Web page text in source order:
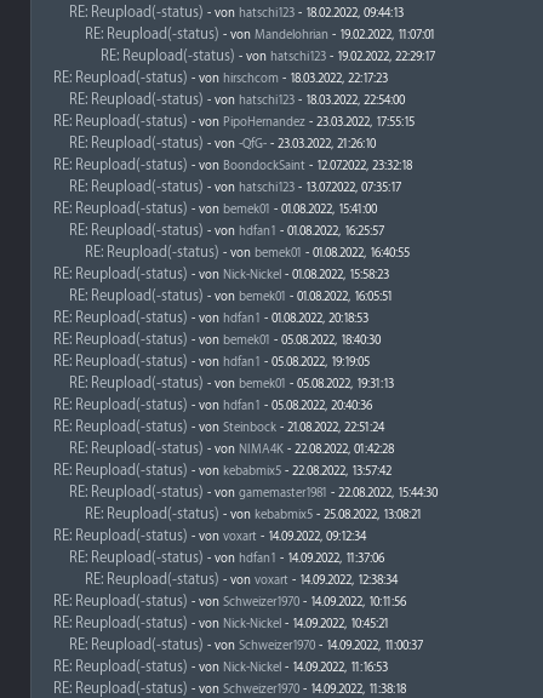
RE: Reupload(-status) - von hatschi123 - 18.02.2022, 09:44:13
RE: Reupload(-status) - von Mandelohrian - 19.02.2022, 11:07:01
RE: Reupload(-status) - von hatschi123 - 19.02.2022, 22:29:17
RE: Reupload(-status) - von hirschcom - 18.03.2022, 22:17:23
RE: Reupload(-status) - von hatschi123 - 18.03.2022, 22:54:00
RE: Reupload(-status) - von PipoHernandez - 23.03.2022, 17:55:15
RE: Reupload(-status) - von -QfG- - 23.03.2022, 21:26:10
RE: Reupload(-status) - von BoondockSaint - 12.07.2022, 23:32:18
RE: Reupload(-status) - von hatschi123 - 13.07.2022, 07:35:17
RE: Reupload(-status) - von bemek01 - 01.08.2022, 15:41:00
RE: Reupload(-status) - von hdfan1 - 01.08.2022, 16:25:57
RE: Reupload(-status) - von bemek01 - 01.08.2022, 16:40:55
RE: Reupload(-status) - von Nick-Nickel - 01.08.2022, 15:58:23
RE: Reupload(-status) - von bemek01 - 01.08.2022, 16:05:51
RE: Reupload(-status) - von hdfan1 - 01.08.2022, 20:18:53
RE: Reupload(-status) - von bemek01 - 05.08.2022, 18:40:30
RE: Reupload(-status) - von hdfan1 - 05.08.2022, 19:19:05
RE: Reupload(-status) - von bemek01 - 05.08.2022, 19:31:13
RE: Reupload(-status) - von hdfan1 - 05.08.2022, 20:40:36
RE: Reupload(-status) - von Steinbock - 21.08.2022, 22:51:24
RE: Reupload(-status) - von NIMA4K - 22.08.2022, 01:42:28
RE: Reupload(-status) - von kebabmix5 - 22.08.2022, 13:57:42
RE: Reupload(-status) - von gamemaster1981 - 22.08.2022, 15:44:30
RE: Reupload(-status) - von kebabmix5 - 25.08.2022, 13:08:21
RE: Reupload(-status) - von voxart - 14.09.2022, 09:12:34
RE: Reupload(-status) - von hdfan1 - 14.09.2022, 11:37:06
RE: Reupload(-status) - von voxart - 14.09.2022, 12:38:34
RE: Reupload(-status) - von Schweizer1970 - 14.09.2022, 10:11:56
RE: Reupload(-status) - von Nick-Nickel - 14.09.2022, 10:45:21
RE: Reupload(-status) - von Schweizer1970 - 14.09.2022, 11:00:37
RE: Reupload(-status) - von Nick-Nickel - 14.09.2022, 11:16:53
RE: Reupload(-status) - von Schweizer1970 - 14.09.2022, 11:38:18